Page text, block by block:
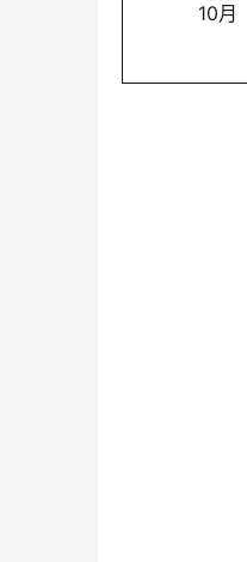
10月